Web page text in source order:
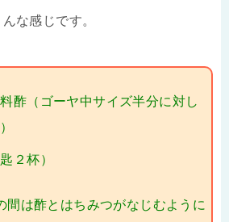
な感じです。
酢（ゴーヤ中サイズ半分に対し
２杯）
間は酢とはちみつがなじむように